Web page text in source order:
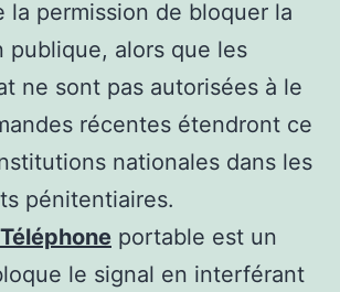
la permission de bloquer la
publique, alors que les
ne sont pas autorisées à le
récentes étendront ce
nationales dans les
pénitentiaires.
portable est un
le signal en interférant